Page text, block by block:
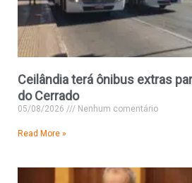
Ceilândia terá ônibus extras
do Cerrado
05/08/2026 Nenhum comentário
Read More »